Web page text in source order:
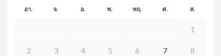
อา. จ. อ. พ. พฤ. ศ. ส.
1
2 3 4 5 6 7 8